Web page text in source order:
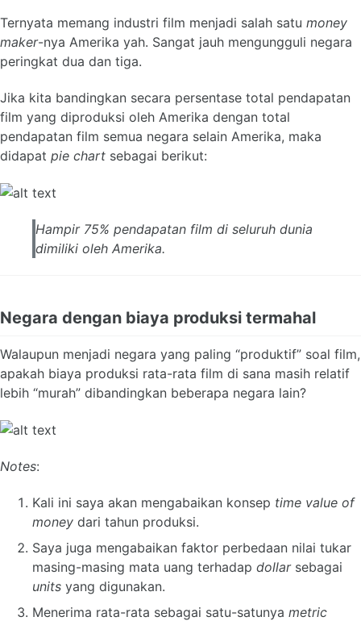
Ternyata memang industri film menjadi salah satu money
maker-nya Amerika yah. Sangat jauh mengungguli negara
peringkat dua dan tiga.
Jika kita bandingkan secara persentase total pendapatan
film yang diproduksi oleh Amerika dengan total
pendapatan film semua negara selain Amerika, maka
didapat pie chart sebagai berikut:
Hampir 75% pendapatan film di seluruh dunia
dimiliki oleh Amerika.
Negara dengan biaya produksi termahal
Walaupun menjadi negara yang paling “produktif” soal film,
apakah biaya produksi rata-rata film di sana masih relatif
lebih “murah” dibandingkan beberapa negara lain?
Notes:
Kali ini saya akan mengabaikan konsep time value of
money dari tahun produksi.
Saya juga mengabaikan faktor perbedaan nilai tukar
masing-masing mata uang terhadap dollarsebagai
units yang digunakan.
Menerima rata-rata sebagai satu-satunya metric